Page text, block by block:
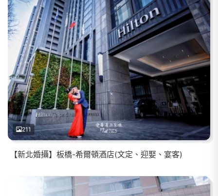
211
【新北婚攝】板橋-希爾頓酒店(文定、迎娶、宴客)